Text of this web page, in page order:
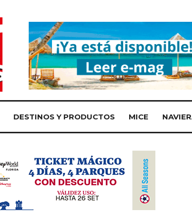
DESTINOS Y PRODUCTOS MICE